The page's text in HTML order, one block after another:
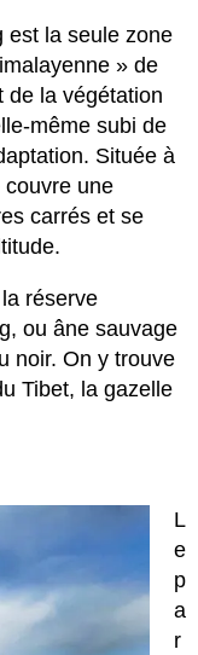
est la seule zone
» de
de la végétation
même subi de
Située à
couvre une
carrés et se
réserve
ou âne sauvage
noir. On y trouve
Tibet, la gazelle
L
e
p
a
r